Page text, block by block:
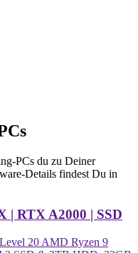
PCs du zu Deiner
Details findest Du in
| RTX A2000 | SSD